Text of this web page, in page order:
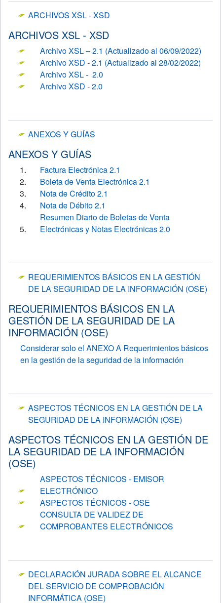
ARCHIVOS XSL - XSD
ARCHIVOS XSL - XSD
Archivo XSL – 2.1 (Actualizado al 06/09/2022)
Archivo XSD - 2.1 (Actualizado al 28/02/2022)
Archivo XSL - 2.0
Archivo XSD - 2.0
ANEXOS Y GUÍAS
ANEXOS Y GUÍAS
Factura Electrónica 2.1
Boleta de Venta Electrónica 2.1
Nota de Crédito 2.1
Nota de Débito 2.1
Resumen Diario de Boletas de Venta
Electrónicas y Notas Electrónicas 2.0
REQUERIMIENTOS BÁSICOS EN LA GESTIÓN
DE LA SEGURIDAD DE LA INFORMACIÓN (OSE)
REQUERIMIENTOS BÁSICOS EN LA
GESTIÓN DE LA SEGURIDAD DE LA
INFORMACIÓN (OSE)
Considerar solo el ANEXO A Requerimientos básicos
en la gestión de la seguridad de la información
ASPECTOS TÉCNICOS EN LA GESTIÓN DE LA
SEGURIDAD DE LA INFORMACIÓN (OSE)
ASPECTOS TÉCNICOS EN LA GESTIÓN DE
LA SEGURIDAD DE LA INFORMACIÓN
(OSE)
ASPECTOS TÉCNICOS - EMISOR
ELECTRÓNICO
ASPECTOS TÉCNICOS - OSE
CONSULTA DE VALIDEZ DE
COMPROBANTES ELECTRÓNICOS
DECLARACIÓN JURADA SOBRE EL ALCANCE
DEL SERVICIO DE COMPROBACIÓN
INFORMÁTICA (OSE)